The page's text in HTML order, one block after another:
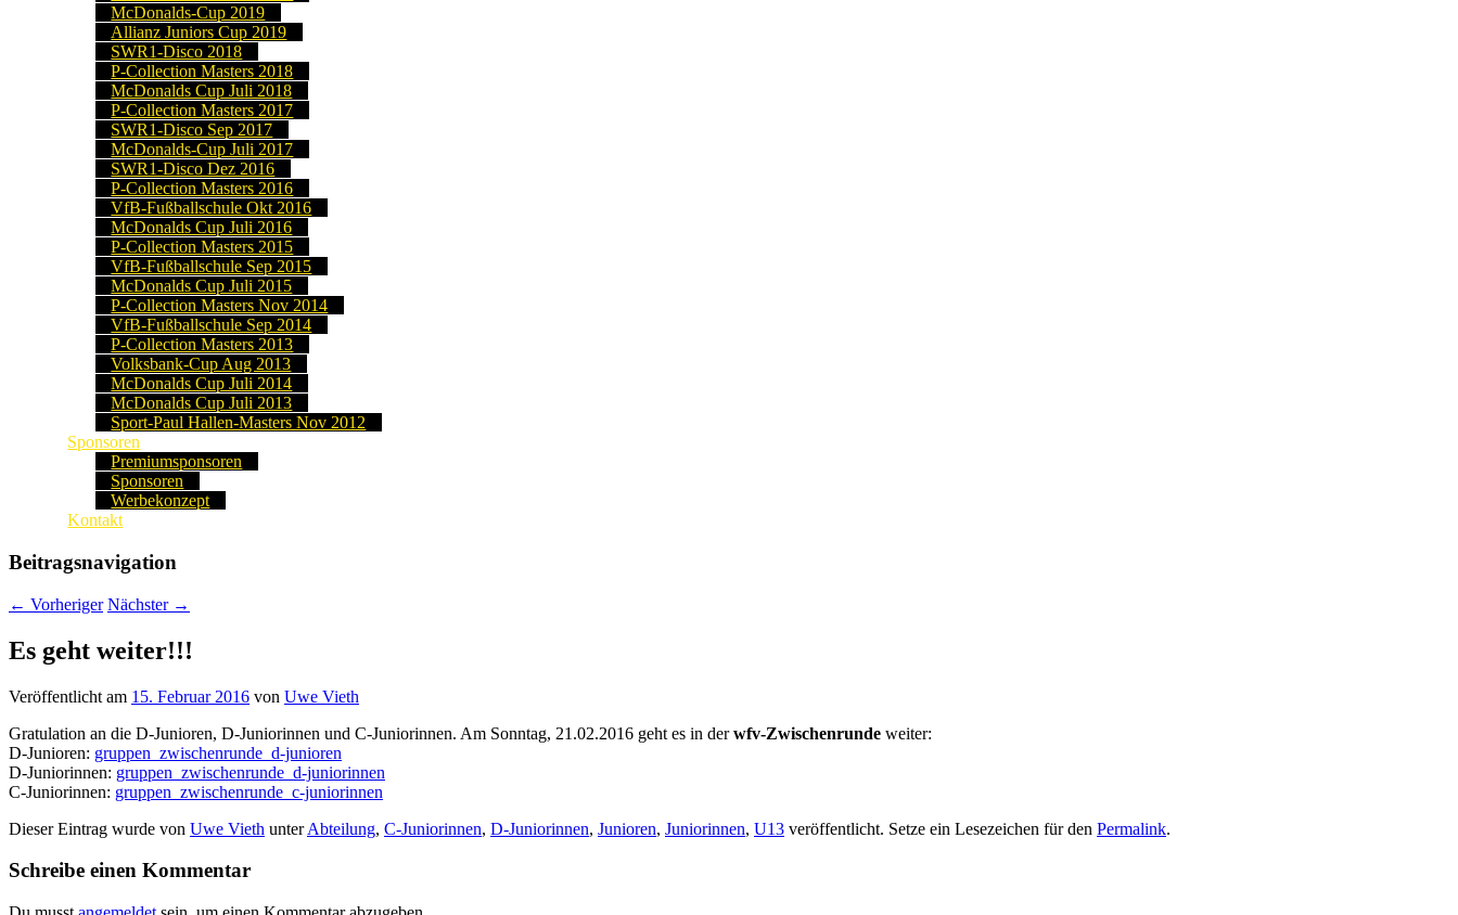
McDonalds-Cup 2019
Allianz Juniors Cup 2019
SWR1-Disco 2018
P-Collection Masters 2018
McDonalds Cup Juli 2018
P-Collection Masters 2017
SWR1-Disco Sep 2017
McDonalds-Cup Juli 2017
SWR1-Disco Dez 2016
P-Collection Masters 2016
VfB-Fußballschule Okt 2016
McDonalds Cup Juli 2016
P-Collection Masters 2015
VfB-Fußballschule Sep 2015
McDonalds Cup Juli 2015
P-Collection Masters Nov 2014
VfB-Fußballschule Sep 2014
P-Collection Masters 2013
Volksbank-Cup Aug 2013
McDonalds Cup Juli 2014
McDonalds Cup Juli 2013
Sport-Paul Hallen-Masters Nov 2012
Sponsoren
Premiumsponsoren
Sponsoren
Werbekonzept
Kontakt
Beitragsnavigation
← Vorheriger Nächster →
Es geht weiter!!!
Veröffentlicht am 15. Februar 2016 von Uwe Vieth
Gratulation an die D-Junioren, D-Juniorinnen und C-Juniorinnen. Am Sonntag, 21.02.2016 geht es in derwfv-Zwischenrunde weiter:
D-Junioren: gruppen_zwischenrunde_d-junioren
D-Juniorinnen: gruppen_zwischenrunde_d-juniorinnen
C-Juniorinnen: gruppen_zwischenrunde_c-juniorinnen
Dieser Eintrag wurde von Uwe Vieth unterAbteilung, C-Juniorinnen, D-Juniorinnen, Junioren, Juniorinnen, U13 veröffentlicht. Setze ein Lesezeichen für den Permalink.
Schreibe einen Kommentar